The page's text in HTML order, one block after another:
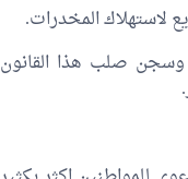
لاستهلاك المخدرات.
صلب هذا القانون